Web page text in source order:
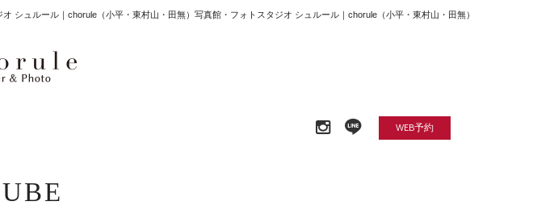
シュルール｜chorule（小平・東村山・田無）写真館・フォトスタジオ シュルール｜chorule（小平・東村山・田無）
WEB予約